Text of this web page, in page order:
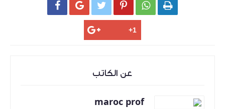
     
عن الكاتب
maroc prof